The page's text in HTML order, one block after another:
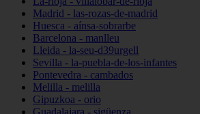
Madrid - las-rozas-de-madrid
Huesca - aínsa-sobrarbe
Barcelona - manlleu
Lleida - la-seu-d39urgell
Sevilla - la-puebla-de-los-infantes
Pontevedra - cambados
Melilla - melilla
Gipuzkoa - orio
Guadalajara - sigüenza